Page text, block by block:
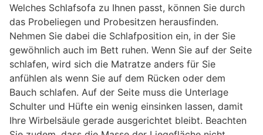
Welches Schlafsofa zu Ihnen passt, können Sie durch
das Probeliegen und Probesitzen herausfinden.
Nehmen Sie dabei die Schlafposition ein, in der Sie
gewöhnlich auch im Bett ruhen. Wenn Sie auf der Seite
schlafen, wird sich die Matratze anders für Sie
anfühlen als wenn Sie auf dem Rücken oder dem
Bauch schlafen. Auf der Seite muss die Unterlage
Schulter und Hüfte ein wenig einsinken lassen, damit
Ihre Wirbelsäule gerade ausgerichtet bleibt. Beachten